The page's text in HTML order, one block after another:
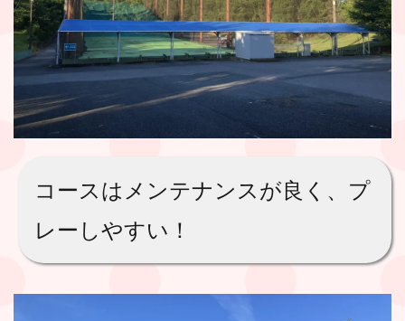
コースはメンテナンスが良く、プ
レーしやすい！